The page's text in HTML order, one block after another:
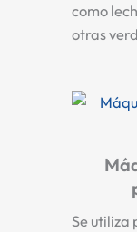
como
otras
Se utiliza